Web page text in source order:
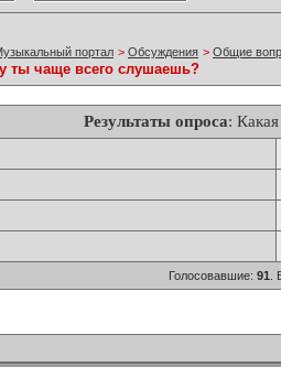
портал > Обсуждения > Общие
ты чаще всего слушаешь?
Результаты опроса:
Голосовавшие: 91 .